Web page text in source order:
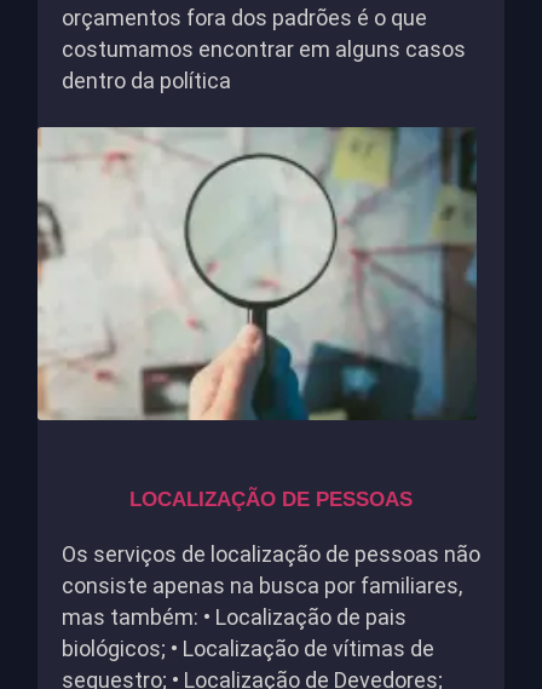
orçamentos fora dos padrões é o que
costumamos encontrar em alguns casos
dentro da política
LOCALIZAÇÃO DE PESSOAS
Os serviços de localização de pessoas não
consiste apenas na busca por familiares,
mas também: • Localização de pais
biológicos; • Localização de vítimas de
sequestro; • Localização de Devedores;